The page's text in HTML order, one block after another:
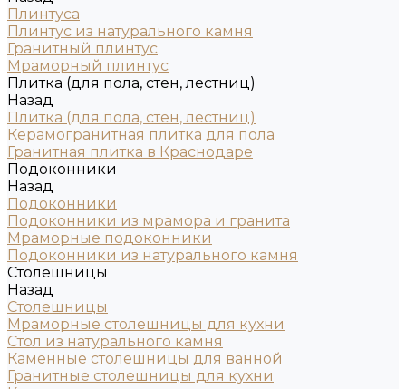
Плинтуса
Плинтус из натурального камня
Гранитный плинтус
Мраморный плинтус
Плитка (для пола, стен, лестниц)
Назад
Плитка (для пола, стен, лестниц)
Керамогранитная плитка для пола
Гранитная плитка в Краснодаре
Подоконники
Назад
Подоконники
Подоконники из мрамора и гранита
Мраморные подоконники
Подоконники из натурального камня
Столешницы
Назад
Столешницы
Мраморные столешницы для кухни
Стол из натурального камня
Каменные столешницы для ванной
Гранитные столешницы для кухни